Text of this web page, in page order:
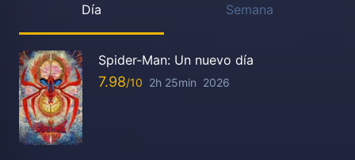
Día Semana
Spider-Man: Un nuevo día
7.98 2h 25min 2026